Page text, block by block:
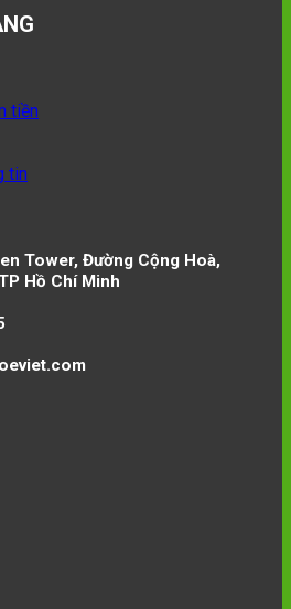
tiền
tin
Tower, Đường Cộng Hoà,
Hồ Chí Minh